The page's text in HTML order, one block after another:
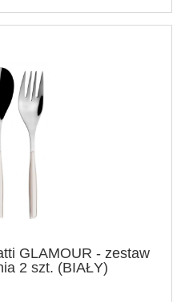
GLAMOUR - zestaw
2 szt. (BIAŁY)